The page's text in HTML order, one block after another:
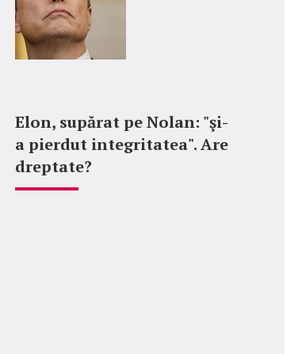
Elon, supărat pe Nolan: "şi-
a pierdut integritatea". Are
dreptate?